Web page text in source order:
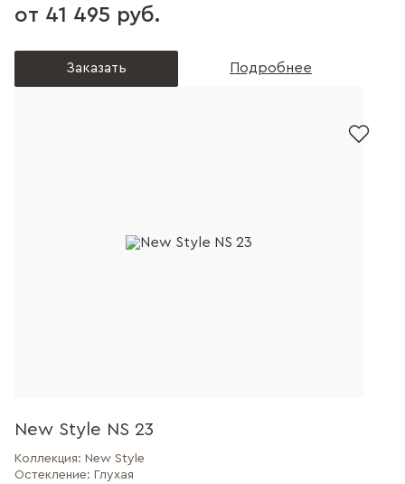
от 41 495 руб.
Заказать Подробнее
New Style NS 23
Коллекция: New Style
Остекление: Глухая